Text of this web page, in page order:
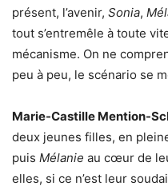
présent, l’avenir, Sonia,
tout s’entremêle à toute
mécanisme. On ne
peu à peu, le scénario se
Marie-Castille Mention-
deux jeunes filles, en
puis Mélanie au cœur de
elles, si ce n’est leur